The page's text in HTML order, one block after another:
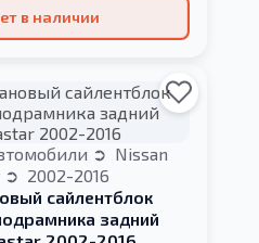
в наличии
Nissan
2002-2016
сайлентблок
задний